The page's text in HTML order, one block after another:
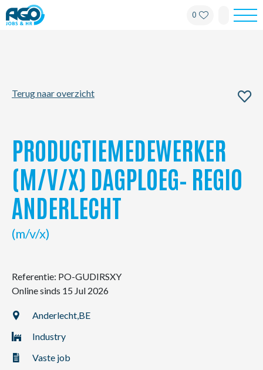
0
Kantoren
My AGO
Contact
Terug naar overzicht
PRODUCTIEMEDEWERKER
(M/V/X) DAGPLOEG– REGIO
ANDERLECHT
(m/v/x)
Referentie: PO-GUDIRSXY
Online sinds 15 Jul 2026
Anderlecht,BE
Industry
Vaste job